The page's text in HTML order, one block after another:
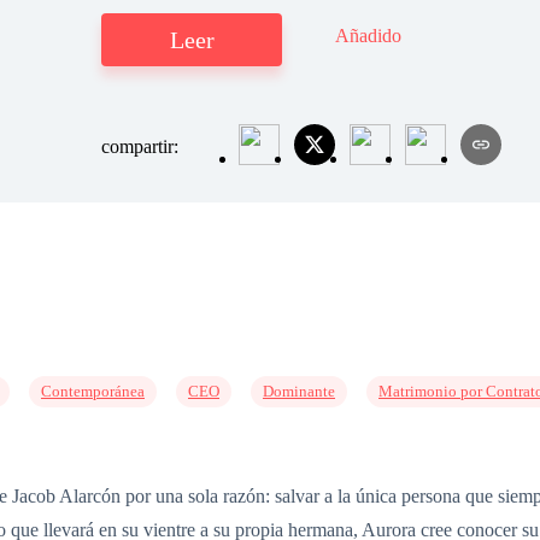
Leer Añadido
compartir:
Contemporánea CEO Dominante Matrimonio por
Jacob Alarcón por una sola razón: salvar a la única persona que
llevará en su vientre a su propia hermana, Aurora cree conocer